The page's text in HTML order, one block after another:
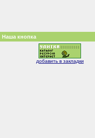
Наша кнопка
добавить в закладки